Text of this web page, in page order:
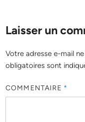
Laisser un
Votre adresse e-mail
obligatoires sont
COMMENTAIRE *